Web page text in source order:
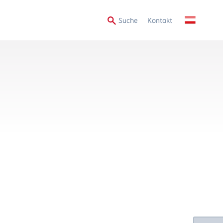
SucheSecondary
Kontakt
Floating